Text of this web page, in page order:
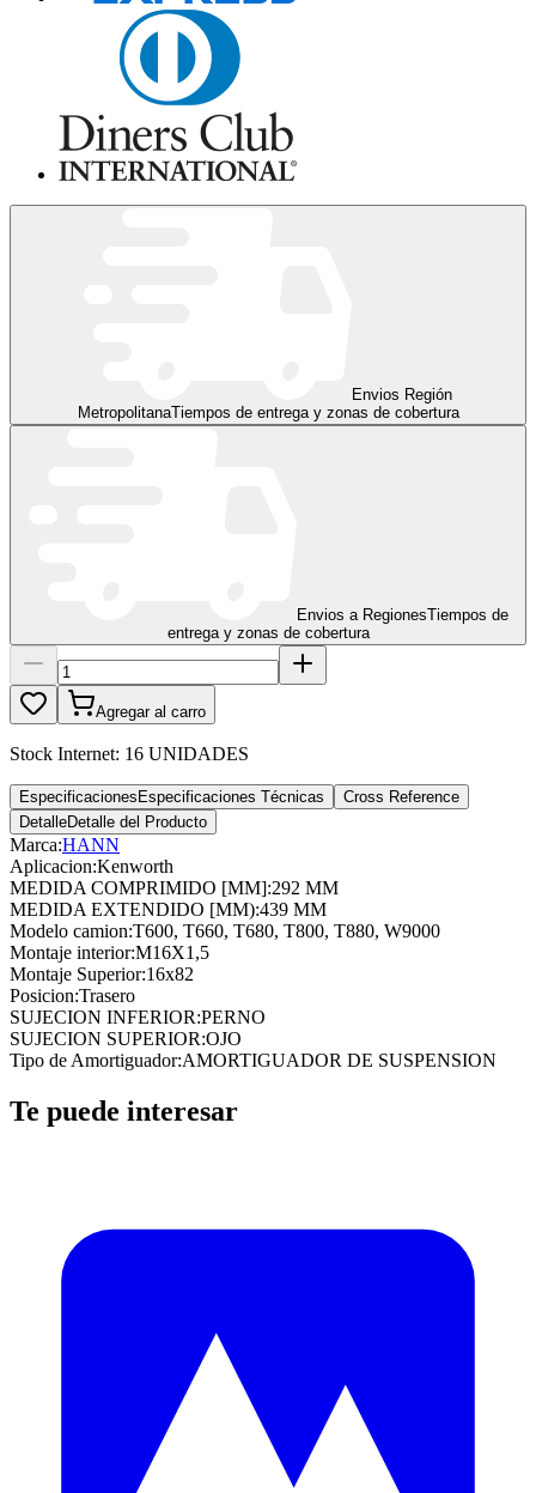
Envios Región
MetropolitanaTiempos de entrega y zonas de cobertura
Envios a RegionesTiempos de
entrega y zonas de cobertura
Agregar al carro
Stock Internet: 16 UNIDADES
Especificaciones Especificaciones Técnicas
Cross Reference
DetalleDetalle del Producto
Marca:HANN
Aplicacion:Kenworth
MEDIDA COMPRIMIDO [MM]:292 MM
MEDIDA EXTENDIDO [MM):439 MM
Modelo camion:T600, T660, T680, T800, T880, W9000
Montaje interior:M16X1,5
Montaje Superior:16x82
Posicion:Trasero
SUJECION INFERIOR:PERNO
SUJECION SUPERIOR:OJO
Tipo de Amortiguador:AMORTIGUADOR DE SUSPENSION
Te puede interesar